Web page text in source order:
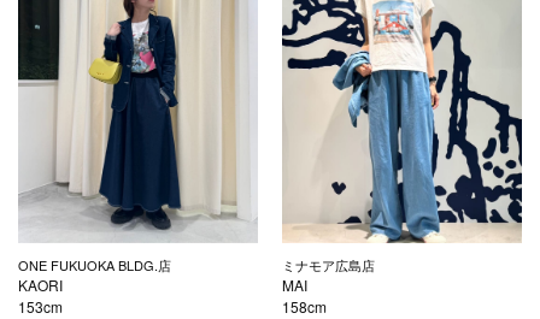
ONE FUKUOKA BLDG.店
KAORI
153cm
ミナモア広島店
MAI
158cm